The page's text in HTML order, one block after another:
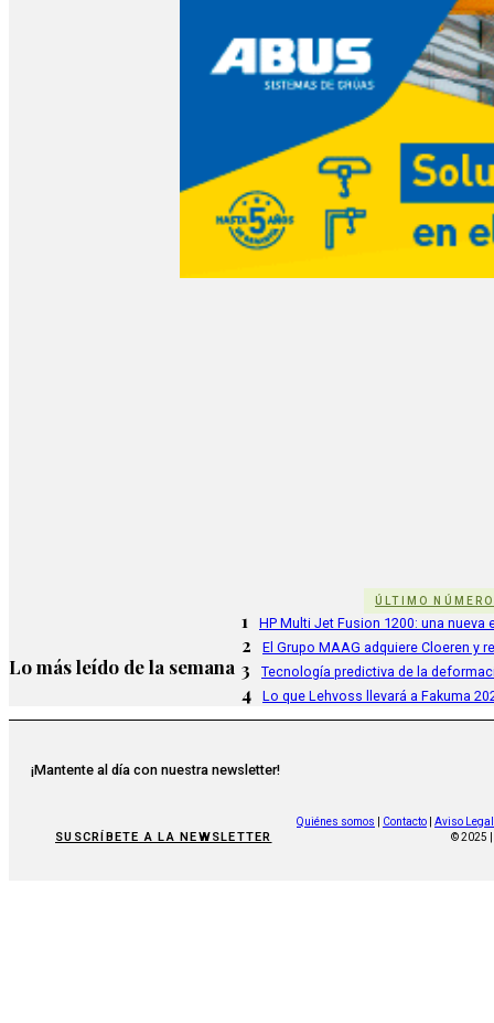
ÚLTIMO NÚMERO
Lo más leído de la semana
1 HP Multi Jet Fusion 1200: una
2 El Grupo MAAG adquiere Cloeren
3 Tecnología predictiva de la
4 Lo que Lehvoss llevará a Fakuma
¡Mantente al día con nuestra newsletter!
SUSCRÍBETE A LA NEWSLETTER
Quiénes somos Contacto
Aviso Legal
© 2025